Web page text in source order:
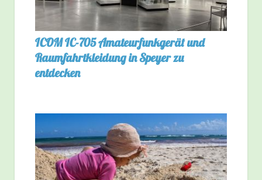
ICOM IC-705 Amateurfunkgerät und
Raumfahrtkleidung in Speyer zu
entdecken